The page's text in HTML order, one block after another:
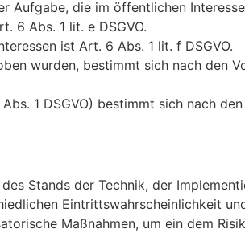
Aufgabe, die im öffentlichen
6 Abs. 1 lit. e DSGVO.
ist Art. 6 Abs. 1 lit. f DSGVO.
wurden, bestimmt sich nach den
1 DSGVO) bestimmt sich nach
Stands der Technik, der
Eintrittswahrscheinlichkeit
Maßnahmen, um ein dem